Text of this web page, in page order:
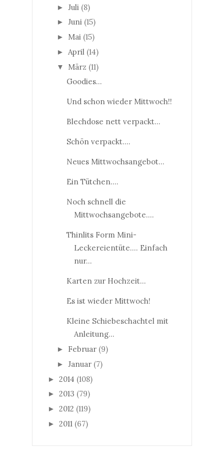
► Juli (8)
► Juni (15)
► Mai (15)
► April (14)
▼ März (11)
Goodies...
Und schon wieder Mittwoch!!
Blechdose nett verpackt...
Schön verpackt....
Neues Mittwochsangebot...
Ein Tütchen....
Noch schnell die
Mittwochsangebote....
Thinlits Form Mini-
Leckereientüte.... Einfach
nur...
Karten zur Hochzeit...
Es ist wieder Mittwoch!
Kleine Schiebeschachtel mit
Anleitung...
► Februar (9)
► Januar (7)
► 2014 (108)
► 2013 (79)
► 2012 (119)
► 2011 (67)